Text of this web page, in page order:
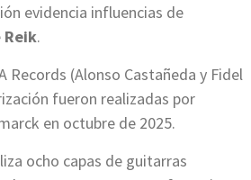
evidencia influencias de
Reik.
Records (Alonso Castañeda y Fidel
fueron realizadas por
en octubre de 2025.
ocho capas de guitarras